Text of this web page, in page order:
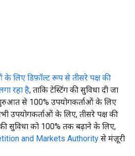
के लिए डिफ़ॉल्ट रूप से तीसरे पक्ष की
रहा है, ताकि टेस्टिंग की सुविधा दी जा
से 100% उपयोगकर्ताओं के लिए
उपयोगकर्ताओं के लिए, तीसरे पक्ष की
सुविधा को 100% तक बढ़ाने के लिए,
and Markets Authority से मंज़ूरी